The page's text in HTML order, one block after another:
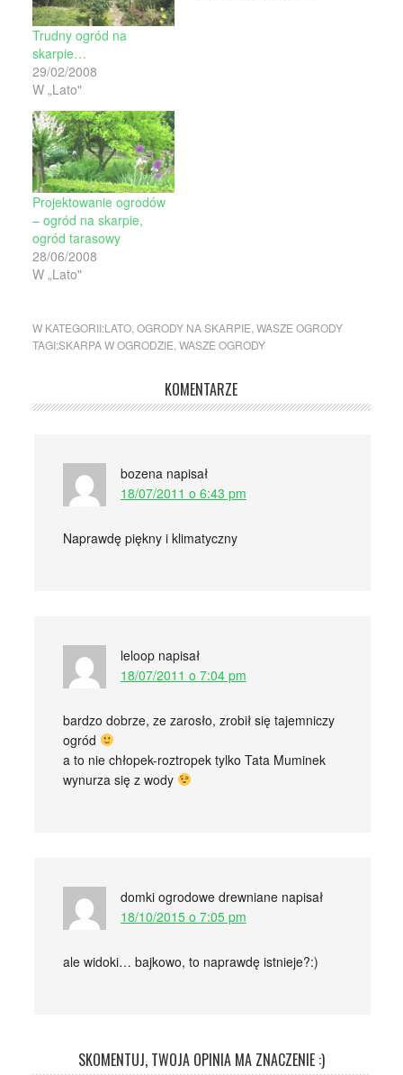
Trudny ogród na
skarpie…
29/02/2008
W „Lato"
Projektowanie ogrodów
– ogród na skarpie,
ogród tarasowy
28/06/2008
W „Lato"
W KATEGORII:LATO, OGRODY NA SKARPIE WASZE OGRODY
TAGI:SKARPA W OGRODZIE WASZE OGRODY
KOMENTARZE
bozena napisał
18/07/2011 o 6:43 pm
Naprawdę piękny i klimatyczny
leloop napisał
18/07/2011 o 7:04 pm
bardzo dobrze, ze zarosło, zrobił się tajemniczy
ogród
a to nie chłopek-roztropek tylko Tata Muminek
wynurza się z wody
domki ogrodowe drewniane napisał
18/10/2015 o 7:05 pm
ale widoki… bajkowo, to naprawdę istnieje?:)
SKOMENTUJ, TWOJA OPINIA MA ZNACZENIE :)